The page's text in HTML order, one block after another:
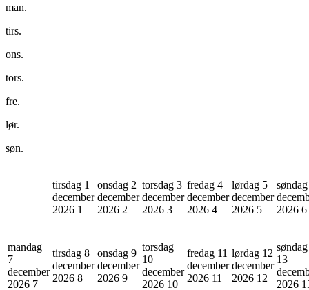
man.
tirs.
ons.
tors.
fre.
lør.
søn.
tirsdag 1
december
2026 1
onsdag 2
december
2026 2
torsdag 3
december
2026 3
fredag 4
december
2026 4
lørdag 5
december
2026 5
2026 6
mandag
7
december
2026 7
tirsdag 8
december
2026 8
onsdag 9
december
2026 9
torsdag
10
december
2026 10
fredag 11
december
2026 11
lørdag 12
december
2026 12
søndag
13
2026